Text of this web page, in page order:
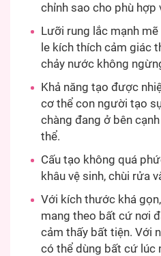
chỉnh sao cho phù hợp
Lưỡi rung lắc mạnh
le kích thích cảm giác
chảy nước không
Khả năng tạo được
cơ thể con người tạo
chàng đang ở bên
thể.
Cấu tạo không quá
khâu vệ sinh, chùi rửa
Với kích thước khá
mang theo bất cứ nơi
cảm thấy bất tiện. Với
có thể dùng bất cứ lúc